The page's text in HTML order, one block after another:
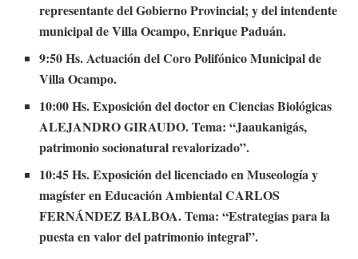
representante del Gobierno Provincial; y del intendente
municipal de Villa Ocampo, Enrique Paduán.
9:50 Hs. Actuación del Coro Polifónico Municipal de
Villa Ocampo.
10:00 Hs. Exposición del doctor en Ciencias Biológicas
ALEJANDRO GIRAUDO. Tema: “Jaaukanigás,
patrimonio socionatural revalorizado”.
10:45 Hs. Exposición del licenciado en Museología y
magíster en Educación Ambiental CARLOS
FERNÁNDEZ BALBOA. Tema: “Estrategias para la
puesta en valor del patrimonio integral”.